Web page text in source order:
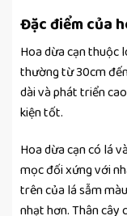
Đặc điểm của
Hoa dừa cạn thuộc
thường từ 30cm
dài và phát triển
kiện tốt.
Hoa dừa cạn có lá
mọc đối xứng với
trên của lá sẫm
nhạt hơn. Thân cây